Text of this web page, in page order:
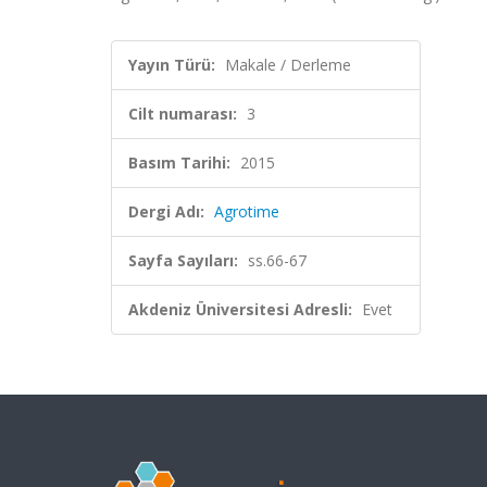
Yayın Türü: Makale / Derleme
Cilt numarası: 3
Basım Tarihi: 2015
Dergi Adı: Agrotime
Sayfa Sayıları: ss.66-67
Akdeniz Üniversitesi Adresli: Evet